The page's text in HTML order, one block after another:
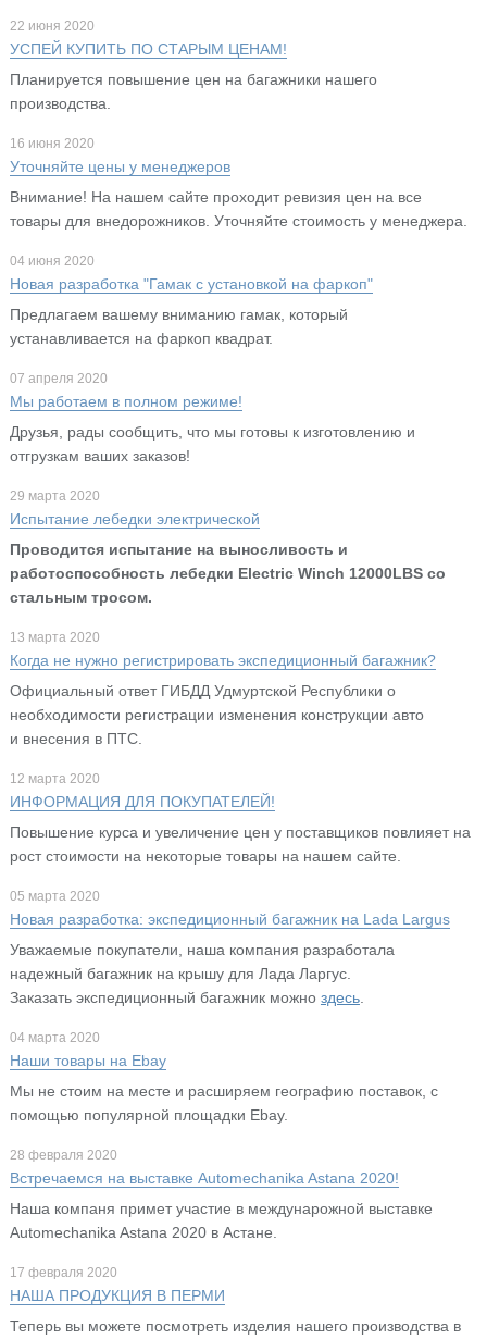
22 июня 2020
УСПЕЙ КУПИТЬ ПО СТАРЫМ ЦЕНАМ!
Планируется повышение цен на багажники нашего
производства.
16 июня 2020
Уточняйте цены у менеджеров
Внимание! На нашем сайте проходит ревизия цен на все
товары для внедорожников. Уточняйте стоимость у менеджера.
04 июня 2020
Новая разработка "Гамак с установкой на фаркоп"
Предлагаем вашему вниманию гамак, который
устанавливается на фаркоп квадрат.
07 апреля 2020
Мы работаем в полном режиме!
Друзья, рады сообщить, что мы готовы к изготовлению и
отгрузкам ваших заказов!
29 марта 2020
Испытание лебедки электрической
Проводится испытание на выносливость и
работоспособность лебедки Electric Winch 12000LBS со
стальным тросом.
13 марта 2020
Когда не нужно регистрировать экспедиционный багажник?
Официальный ответ ГИБДД Удмуртской Республики о
необходимости регистрации изменения конструкции авто
и внесения в ПТС.
12 марта 2020
ИНФОРМАЦИЯ ДЛЯ ПОКУПАТЕЛЕЙ!
Повышение курса и увеличение цен у поставщиков повлияет на
рост стоимости на некоторые товары на нашем сайте.
05 марта 2020
Новая разработка: экспедиционный багажник на Lada Largus
Уважаемые покупатели, наша компания разработала
надежный багажник на крышу для Лада Ларгус.
Заказать экспедиционный багажник можно здесь.
04 марта 2020
Наши товары на Ebay
Мы не стоим на месте и расширяем географию поставок, с
помощью популярной площадки Ebay.
28 февраля 2020
Встречаемся на выставке Automechanika Astana 2020!
Наша компаня примет участие в междунарожной выставке
Automechanika Astana 2020 в Астане.
17 февраля 2020
НАША ПРОДУКЦИЯ В ПЕРМИ
Теперь вы можете посмотреть изделия нашего производства в